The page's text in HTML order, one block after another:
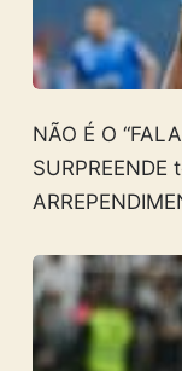
NÃO É O